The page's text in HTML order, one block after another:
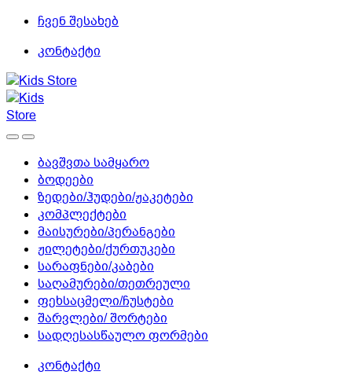
Skip
navigation
Skip
content
ჩვენ შესახებ
კონტაქტი
ბავშვთა სამყარო
ბოდეები
ზედები/ჰუდები/ჟაკეტები
კომპლექტები
მაისურები/პერანგები
ჟილეტები/ქურთუკები
სარაფნები/კაბები
საღამურები/თეთრეული
ფეხსაცმელი/ჩუსტები
შარვლები/ შორტები
სადღესასწაულო ფორმები
კონტაქტი